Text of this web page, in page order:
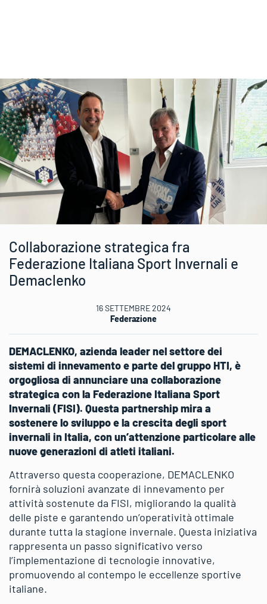
Collaborazione strategica fra
Federazione Italiana Sport Invernali e
Demaclenko
16 SETTEMBRE 2024
Federazione
DEMACLENKO, azienda leader nel settore dei
sistemi di innevamento e parte del gruppo HTI, è
orgogliosa di annunciare una collaborazione
strategica con la Federazione Italiana Sport
Invernali (FISI). Questa partnership mira a
sostenere lo sviluppo e la crescita degli sport
invernali in Italia, con un’attenzione particolare alle
nuove generazioni di atleti italiani.
Attraverso questa cooperazione, DEMACLENKO
fornirà soluzioni avanzate di innevamento per
attività sostenute da FISI, migliorando la qualità
delle piste e garantendo un’operatività ottimale
durante tutta la stagione invernale. Questa iniziativa
rappresenta un passo significativo verso
l’implementazione di tecnologie innovative,
promuovendo al contempo le eccellenze sportive
italiane.